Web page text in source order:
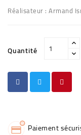
Réalisateur : Armand
Quantité
Paiement